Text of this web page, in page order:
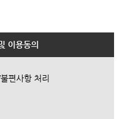
이용동의
편사항 처리